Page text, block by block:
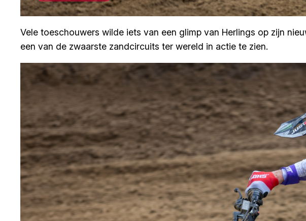
Vele toeschouwers wilde iets van een glimp van Herlings op zijn
een van de zwaarste zandcircuits ter wereld in actie te zien.